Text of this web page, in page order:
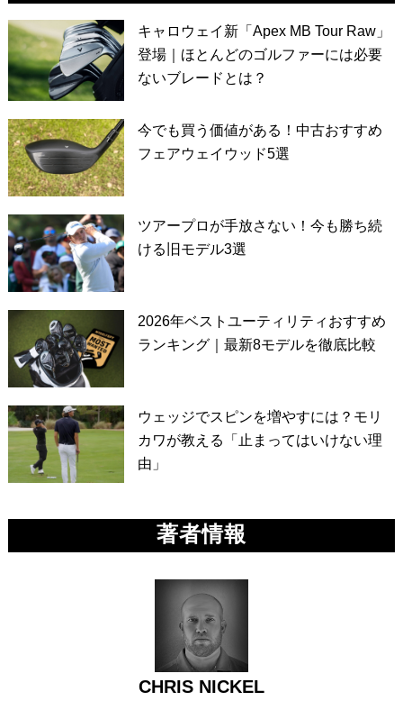
キャロウェイ新「Apex MB Tour Raw」
登場｜ほとんどのゴルファーには必要
ないブレードとは？
今でも買う価値がある！中古おすすめ
フェアウェイウッド5選
ツアープロが手放さない！今も勝ち続
ける旧モデル3選
2026年ベストユーティリティおすすめ
ランキング｜最新8モデルを徹底比較
ウェッジでスピンを増やすには？モリ
カワが教える「止まってはいけない理
由」
著者情報
CHRIS NICKEL